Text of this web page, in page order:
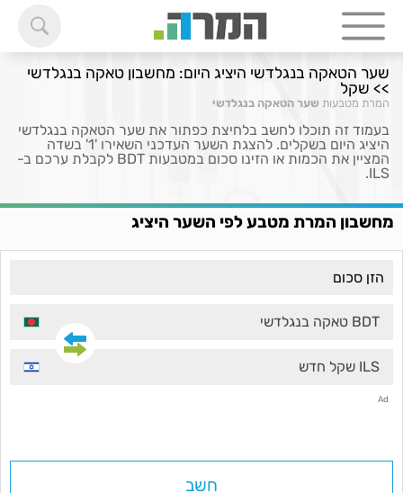
שער הטאקה בנגלדשי היציג היום: מחשבון טאקה בנגלדשי
>> שקל
המרת מטבעות שער הטאקה בנגלדשי
בעמוד זה תוכלו לחשב בלחיצת כפתור את שער הטאקה בנגלדשי
היציג היום בשקלים. להצגת השער העדכני השאירו '1' בשדה
המציין את הכמות או הזינו סכום במטבעות BDT לקבלת ערכם ב-
ILS.
מחשבון המרת מטבע לפי השער היציג
BDT טאקה בנגלדשי
ILS שקל חדש
Ad
חשב